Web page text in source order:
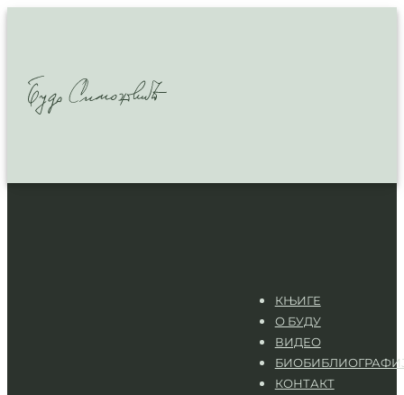
КЊИГЕ
О БУДУ
ВИДЕО
КОНТАКТ